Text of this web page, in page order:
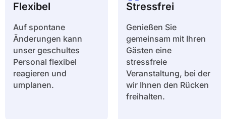
Flexibel
Auf spontane
Änderungen kann
unser geschultes
Personal flexibel
reagieren und
umplanen.
Stressfrei
Genießen Sie
gemeinsam mit Ihren
Gästen eine
stressfreie
Veranstaltung, bei der
wir Ihnen den Rücken
freihalten.